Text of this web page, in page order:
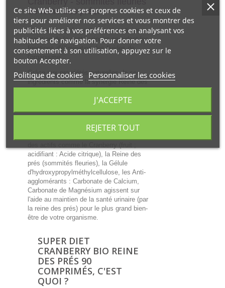
de reine des prés.
La reine des prés contribue et participe au
maintien de la santé urinaire en aidant les
fonctions d'élimination des fluides de
l'organisme.
Grâce aux propriétés naturelles de ses
ingrédients comme la synergie Reine des
Reine des prés aide tout naturellement sur
maintien de la santé urinaire (par
acidifiant : Acide citrique), la Reine des
prés (sommités fleuries), la Gélule
d'hydroxypropylméthylcellulose, les Anti-
agglomérants : Carbonate de Calcium,
Carbonate de Magnésium agissent sur
l'aide au maintien de la santé urinaire (par
la reine des prés) pour le plus grand bien-
être de votre organisme.
SUPER DIET
CRANBERRY BIO REINE
DES PRÉS 90
COMPRIMÉS, C'EST
QUOI ?
Ce site Web utilise ses propres cookies et ceux de
tiers pour améliorer nos services et vous montrer des
publicités liées à vos préférences en analysant vos
habitudes de navigation. Pour donner votre
consentement à son utilisation, appuyez sur le
bouton Accepter.
Politique de cookies Personnaliser les cookies
REJETER TOUT
J'ACCEPTE